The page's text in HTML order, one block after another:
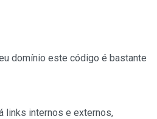
domínio este código é bastante
links internos e externos,